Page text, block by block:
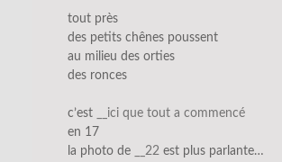
tout près
des petits chênes poussent
au milieu des orties
des ronces
c’est
__ici que tout a commencé
en 17
la photo de
__22 est plus parlante…